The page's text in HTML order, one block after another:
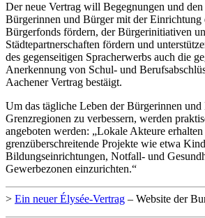
Der neue Vertrag will Begegnungen und den
Bürgerinnen und Bürger mit der Einrichtung
Bürgerfonds fördern, der Bürgerinitiativen
Städtepartnerschaften fördern und
des gegenseitigen Spracherwerbs auch die
Anerkennung von Schul- und
Aachener Vertrag bestäigt.
Um das tägliche Leben der Bürgerinnen und
Grenzregionen zu verbessern, werden
angeboten werden: „Lokale Akteure
grenzüberschreitende Projekte wie etwa
Bildungseinrichtungen, Notfall- und
Gewerbezonen einzurichten.“
> Ein neuer Élysée-Vertrag – Website der